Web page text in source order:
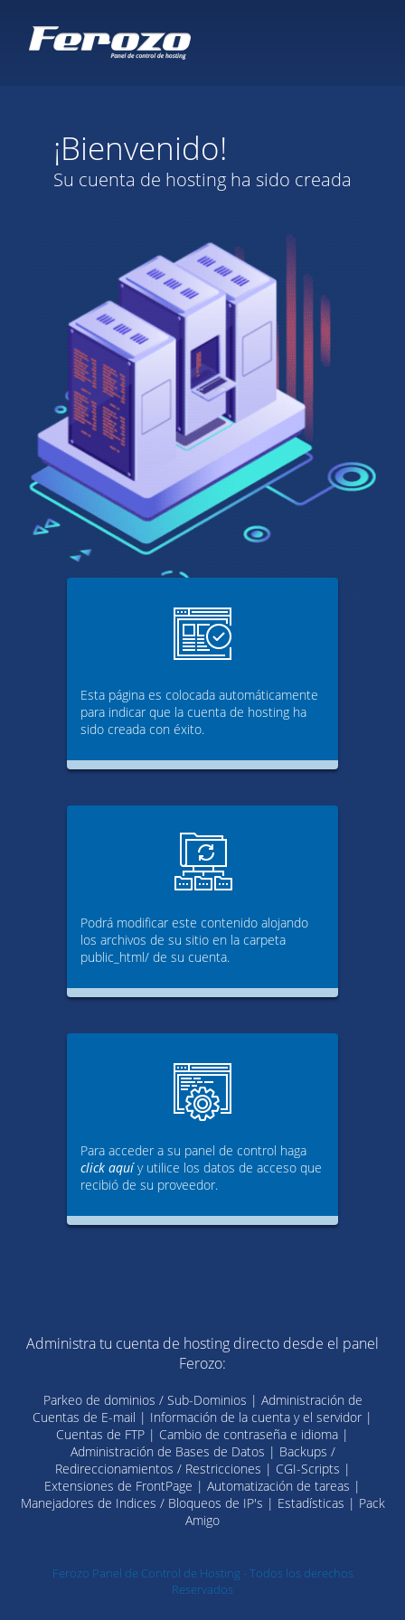
¡Bienvenido!
Su cuenta de hosting ha sido creada
Esta página es colocada automáticamente
para indicar que la cuenta de hosting ha
sido creada con éxito.
Podrá modificar este contenido alojando
los archivos de su sitio en la carpeta
public_html/ de su cuenta.
Para acceder a su panel de control haga
click aquíy utilice los datos de acceso que
recibió de su proveedor.
Administra tu cuenta de hosting directo desde el panel
Ferozo:
Parkeo de dominios / Sub-Dominios | Administración de
Cuentas de E-mail | Información de la cuenta y el servidor |
Cuentas de FTP | Cambio de contraseña e idioma |
Administración de Bases de Datos | Backups /
Redireccionamientos / Restricciones | CGI-Scripts |
Extensiones de FrontPage | Automatización de tareas |
Manejadores de Indices / Bloqueos de IP's | Estadísticas | Pack
Amigo
Ferozo Panel de Control de Hosting - Todos los derechos
Reservados